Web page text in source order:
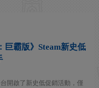
巨霸版》Steam新史低
開啟了新史低促銷活動，僅